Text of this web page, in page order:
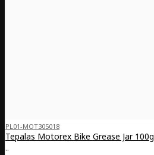
PL01-MOT305018
Tepalas Motorex Bike Grease Jar 100g
..